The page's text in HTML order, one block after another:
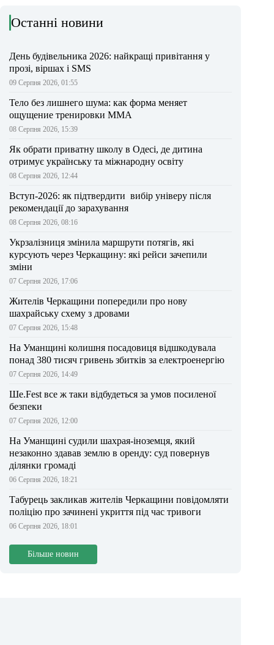
Останні новини
День будівельника 2026: найкращі привітання у
прозі, віршах і SMS
09 Серпня 2026, 01:55
Тело без лишнего шума: как форма меняет
ощущение тренировки ММА
08 Серпня 2026, 15:39
Як обрати приватну школу в Одесі, де дитина
отримує українську та міжнародну освіту
08 Серпня 2026, 12:44
Вступ-2026: як підтвердити вибір універу після
рекомендації до зарахування
08 Серпня 2026, 08:16
Укрзалізниця змінила маршрути потягів, які
курсують через Черкащину: які рейси зачепили
зміни
07 Серпня 2026, 17:06
Жителів Черкащини попередили про нову
шахрайську схему з дровами
07 Серпня 2026, 15:48
На Уманщині колишня посадовиця відшкодувала
понад 380 тисяч гривень збитків за електроенергію
07 Серпня 2026, 14:49
Ше.Fest все ж таки відбудеться за умов посиленої
безпеки
07 Серпня 2026, 12:00
На Уманщині судили шахрая-іноземця, який
незаконно здавав землю в оренду: суд повернув
ділянки громаді
06 Серпня 2026, 18:21
Табурець закликав жителів Черкащини повідомляти
поліцію про зачинені укриття під час тривоги
06 Серпня 2026, 18:01
Більше новин